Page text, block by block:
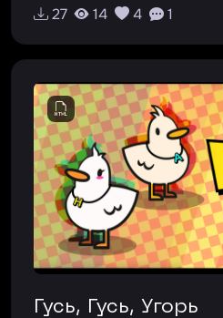
#fast-gameplay
#shooter
#simulator
27 14 4 1
Гусь, Гусь, Угорь